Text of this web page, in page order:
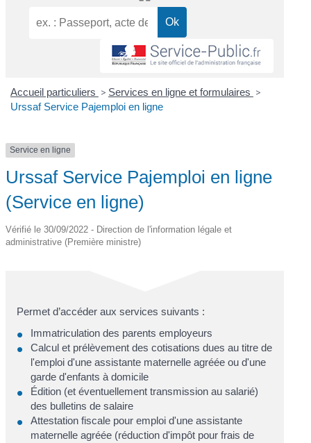
Accueil particuliers > Services en ligne et formulaires >
Urssaf Service Pajemploi en ligne
Service en ligne
Urssaf Service Pajemploi en ligne
(Service en ligne)
Vérifié le 30/09/2022 - Direction de l'information légale et
administrative (Première ministre)
Permet d’accéder aux services suivants :
Immatriculation des parents employeurs
Calcul et prélèvement des cotisations dues au titre de
l'emploi d'une assistante maternelle agréée ou d'une
garde d'enfants à domicile
Édition (et éventuellement transmission au salarié)
des bulletins de salaire
Attestation fiscale pour emploi d'une assistante
maternelle agréée (réduction d'impôt pour frais de